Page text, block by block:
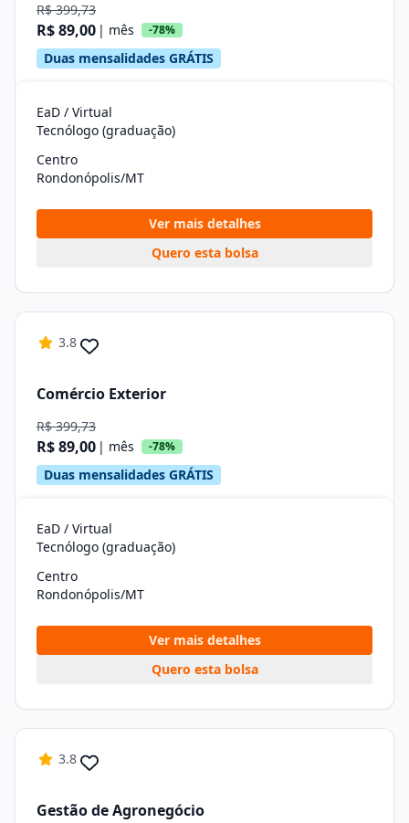
R$ 399,73
R$ 89,00 | mês -78%
Duas mensalidades GRÁTIS
EaD / Virtual
Tecnólogo (graduação)
Centro
Rondonópolis/MT
Ver mais detalhes
Quero esta bolsa
3.8
Comércio Exterior
R$ 399,73
R$ 89,00 | mês -78%
Duas mensalidades GRÁTIS
EaD / Virtual
Tecnólogo (graduação)
Centro
Rondonópolis/MT
Ver mais detalhes
Quero esta bolsa
3.8
Gestão de Agronegócio